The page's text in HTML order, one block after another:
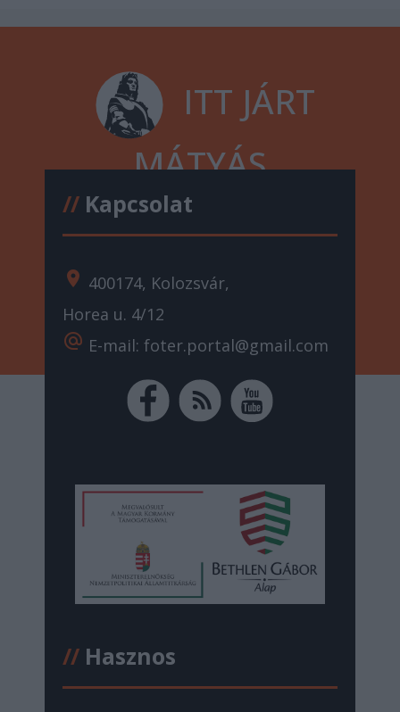
ITT JÁRT
MÁTYÁS
//Kapcsolat
location_on 400174, Kolozsvár,
Horea u. 4/12
alternate_email E-mail: foter.portal@gmail.com
//Hasznos